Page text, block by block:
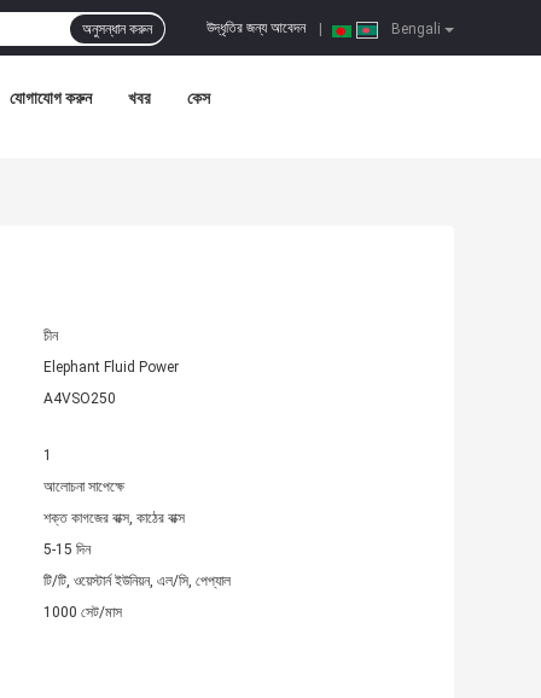
Bengali
উদ্ধৃতির জন্য আবেদন
অনুসন্ধান করুন
যোগাযোগ করুন খবর কেস
চীন
Elephant Fluid Power
A4VSO250
1
আলোচনা সাপেক্ষে
শক্ত কাগজের বাক্স, কাঠের বাক্স
5-15 দিন
টি/টি, ওয়েস্টার্ন ইউনিয়ন, এল/সি, পেপ্যাল
1000 সেট/মাস